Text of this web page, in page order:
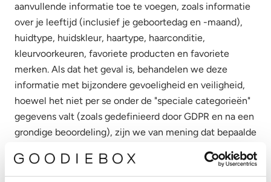
aanvullende informatie toe te voegen, zoals informatie
over je leeftijd (inclusief je geboortedag en -maand),
huidtype, huidskleur, haartype, haarconditie,
kleurvoorkeuren, favoriete producten en favoriete
merken. Als dat het geval is, behandelen we deze
informatie met bijzondere gevoeligheid en veiligheid,
hoewel het niet per se onder de "speciale categorieën"
gegevens valt (zoals gedefinieerd door GDPR en na een
grondige beoordeling), zijn we van mening dat bepaalde
Doeleinden:onze members en klanten beter te leren